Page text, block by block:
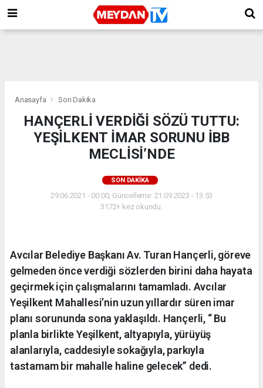
Anasayfa Son Dakika
HANÇERLİ VERDİĞİ SÖZÜ TUTTU:
YEŞİLKENT İMAR SORUNU İBB
MECLİSİ’NDE
SON DAKIKA
29.06.2021 - 00:00, Güncelleme: 21.09.2023 - 13:53
3172+ kez okundu.
Avcılar Belediye Başkanı Av. Turan Hançerli, göreve
gelmeden önce verdiği sözlerden birini daha hayata
geçirmek için çalışmalarını tamamladı. Avcılar
Yeşilkent Mahallesi’nin uzun yıllardır süren imar
planı sorununda sona yaklaşıldı. Hançerli, “ Bu
planla birlikte Yeşilkent, altyapıyla, yürüyüş
alanlarıyla, caddesiyle sokağıyla, parkıyla
tastamam bir mahalle haline gelecek” dedi.